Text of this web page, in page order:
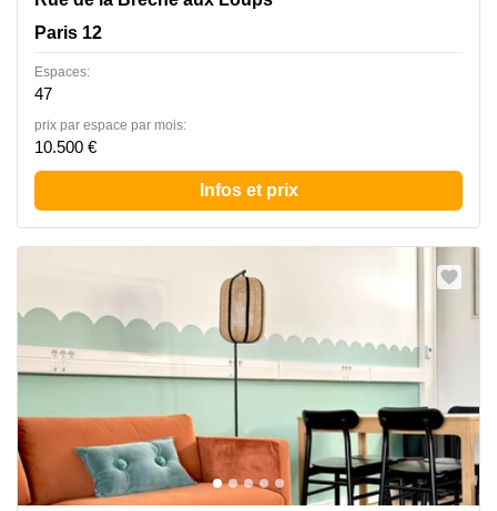
Paris 12
Espaces:
47
prix par espace par mois:
10.500 €
Infos et prix